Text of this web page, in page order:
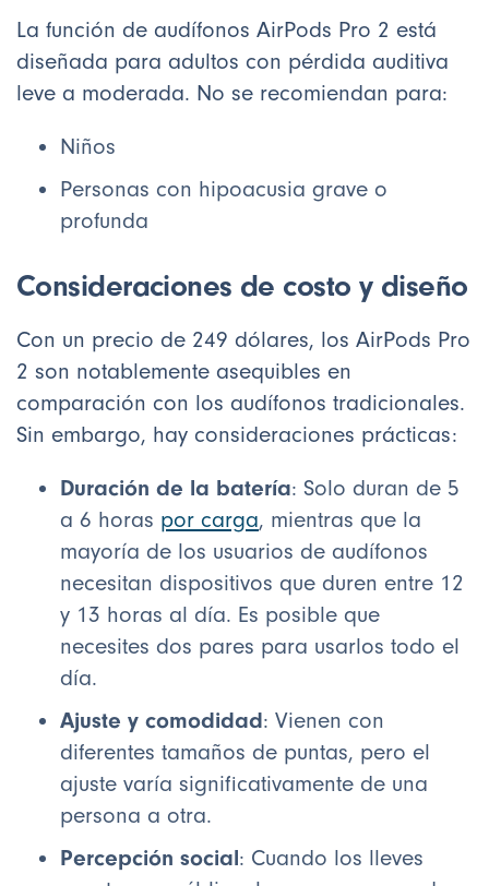
La función de audífonos AirPods Pro 2 está
diseñada para adultos con pérdida auditiva
leve a moderada. No se recomiendan para:
Niños
Personas con hipoacusia grave o
profunda
Consideraciones de costo y diseño
Con un precio de 249 dólares, los AirPods Pro
2 son notablemente asequibles en
comparación con los audífonos tradicionales.
Sin embargo, hay consideraciones prácticas:
Duración de la batería: Solo duran de 5
a 6 horas por carga, mientras que la
mayoría de los usuarios de audífonos
necesitan dispositivos que duren entre 12
y 13 horas al día. Es posible que
necesites dos pares para usarlos todo el
día.
Ajuste y comodidad: Vienen con
diferentes tamaños de puntas, pero el
ajuste varía significativamente de una
persona a otra.
Percepción social: Cuando los lleves